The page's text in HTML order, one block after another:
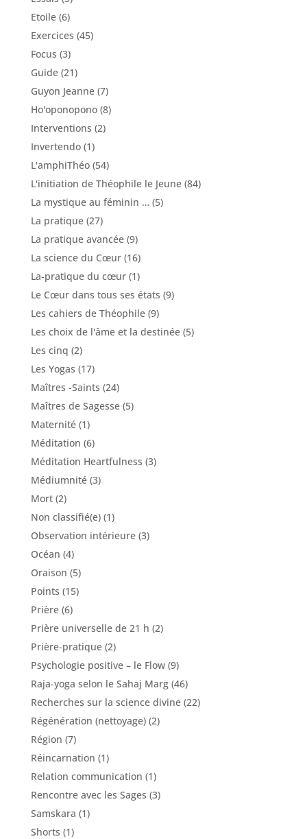
Etoile(6)
Exercices (45)
Focus (3)
Guide(21)
Guyon Jeanne(7)
Ho'oponopono(8)
Interventions (2)
Invertendo(1)
L'amphiThéo(54)
L'initiation de Théophile le Jeune(84)
La mystique au féminin … (5)
La pratique(27)
La pratique avancée(9)
La science du Cœur(16)
La-pratique du cœur(1)
Le Cœur dans tous ses états (9)
Les cahiers de Théophile(9)
Les choix de l'âme et la destinée(5)
Les cinq (2)
Les Yogas (17)
Maîtres -Saints (24)
Maîtres de Sagesse(5)
Maternité(1)
Méditation (6)
Méditation Heartfulness (3)
Médiumnité(3)
Mort(2)
Non classifié(e)(1)
Observation intérieure(3)
Océan (4)
Oraison (5)
Points (15)
Prière(6)
Prière universelle de 21 h (2)
Prière-pratique(2)
Psychologie positive – le Flow(9)
Raja-yoga selon le Sahaj Marg(46)
Recherches sur la science divine(22)
Régénération (nettoyage)(2)
Région (7)
Réincarnation (1)
Relation communication (1)
Rencontre avec les Sages (3)
Samskara (1)
Shorts (1)